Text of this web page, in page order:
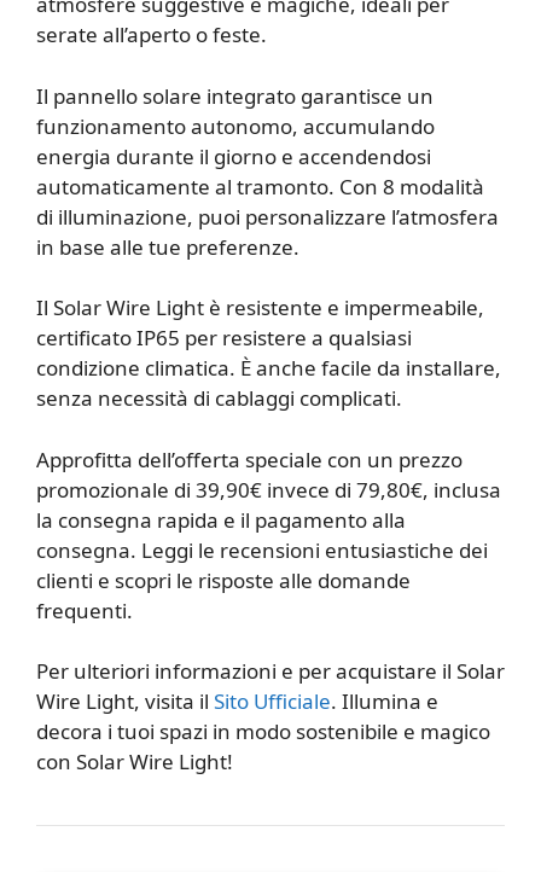
serate all’aperto o feste.
Il pannello solare integrato garantisce un
funzionamento autonomo, accumulando
energia durante il giorno e accendendosi
automaticamente al tramonto. Con 8 modalità
di illuminazione, puoi personalizzare l’atmosfera
in base alle tue preferenze.
Il Solar Wire Light è resistente e impermeabile,
certificato IP65 per resistere a qualsiasi
condizione climatica. È anche facile da installare,
senza necessità di cablaggi complicati.
Approfitta dell’offerta speciale con un prezzo
promozionale di 39,90€ invece di 79,80€, inclusa
la consegna rapida e il pagamento alla
consegna. Leggi le recensioni entusiastiche dei
clienti e scopri le risposte alle domande
frequenti.
Per ulteriori informazioni e per acquistare il Solar
Wire Light, visita il Sito Ufficiale. Illumina e
decora i tuoi spazi in modo sostenibile e magico
con Solar Wire Light!